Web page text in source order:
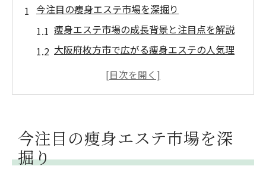
今注目の痩身エステ市場を深掘り
痩身エステ市場の成長背景と注目点を解説
大阪府枚方市で広がる痩身エステの人気理
枚方市の女性に選ばれる痩身エステの特徴
大阪府枚方市で選ぶ痩身エステ体験
今注目の痩身エステ市場を深
掘り